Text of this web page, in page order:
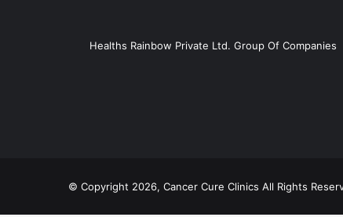
Healths Rainbow Private Ltd. Group Of Companies
© Copyright 2026, Cancer Cure Clinics All Rights